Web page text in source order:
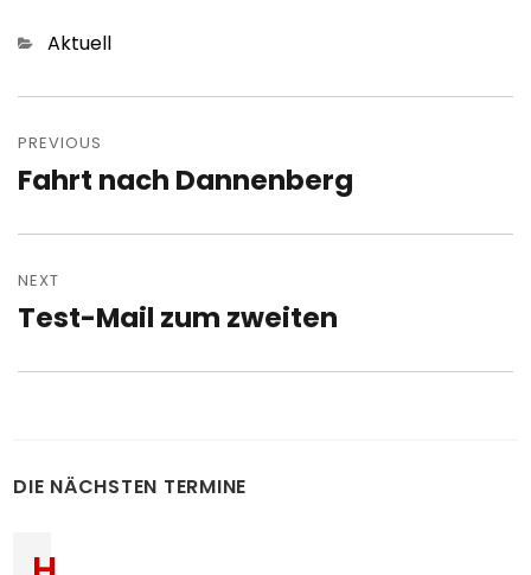
Categories
Aktuell
navigation
PREVIOUS
Previous
Fahrt nach Dannenberg
NEXT
Next
Test-Mail zum zweiten
DIE NÄCHSTEN TERMINE